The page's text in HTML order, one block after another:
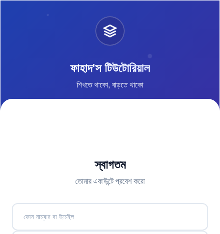
ফাহাদ'স টিউটোরিয়াল
শিখতে থাকো, বাড়তে থাকো
স্বাগতম
তোমার একাউন্টে প্রবেশ করো
ফোন নাম্বার বা ইমেইল